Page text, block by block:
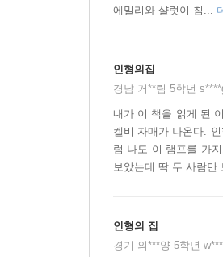
에밀리와 샬럿이 침...
인형의집
경남 거**림 5학년
내가 이 책을 읽게 된
켈비 자매가 나온다.
럼 나도 이 램프를 가
보았는데 딱 두 사람
인형의 집
경기 의***양 5학년